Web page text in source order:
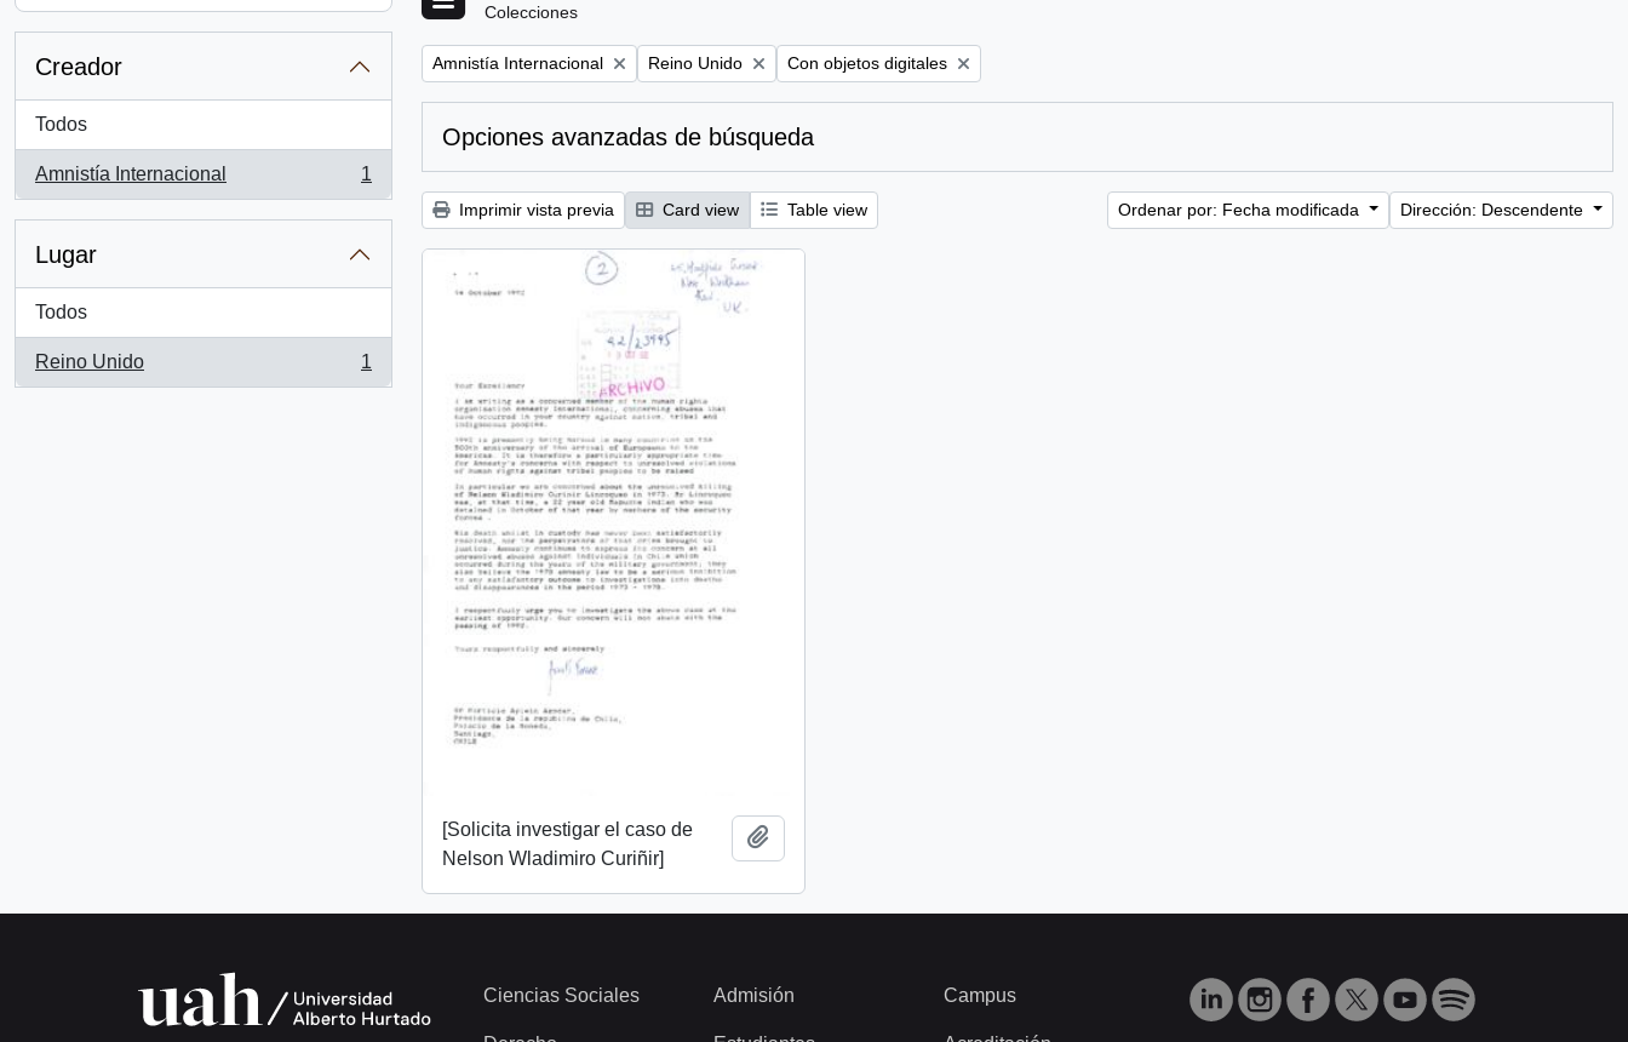
Creador
Todos
Amnistía Internacional
, 1 resultados
1
Lugar
Todos
Reino Unido
, 1 resultados
1
Colecciones
Remove filter:
Amnistía Internacional Remove filter:
Reino Unido Remove filter:
Con objetos digitales
Opciones avanzadas de búsqueda
Imprimir vista previa Card view Table view Ordenar por: Fecha modificada Dirección: Descendente
[Solicita investigar el caso de
Nelson Wladimiro Curiñir]
Ciencias Sociales Admisión Campus